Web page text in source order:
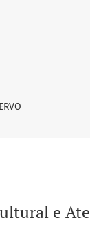
à Saúde da
e